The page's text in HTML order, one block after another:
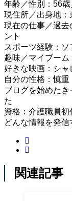
年齢／性別：56歳
現住所／出身地
現在の仕事／過去
ント
スポーツ経験：
趣味／マイブーム
好きな映画：シャ
自分の性格：慎重
ブログを始めた
た
資格：介護職員初
どんな情報を発
関連記事